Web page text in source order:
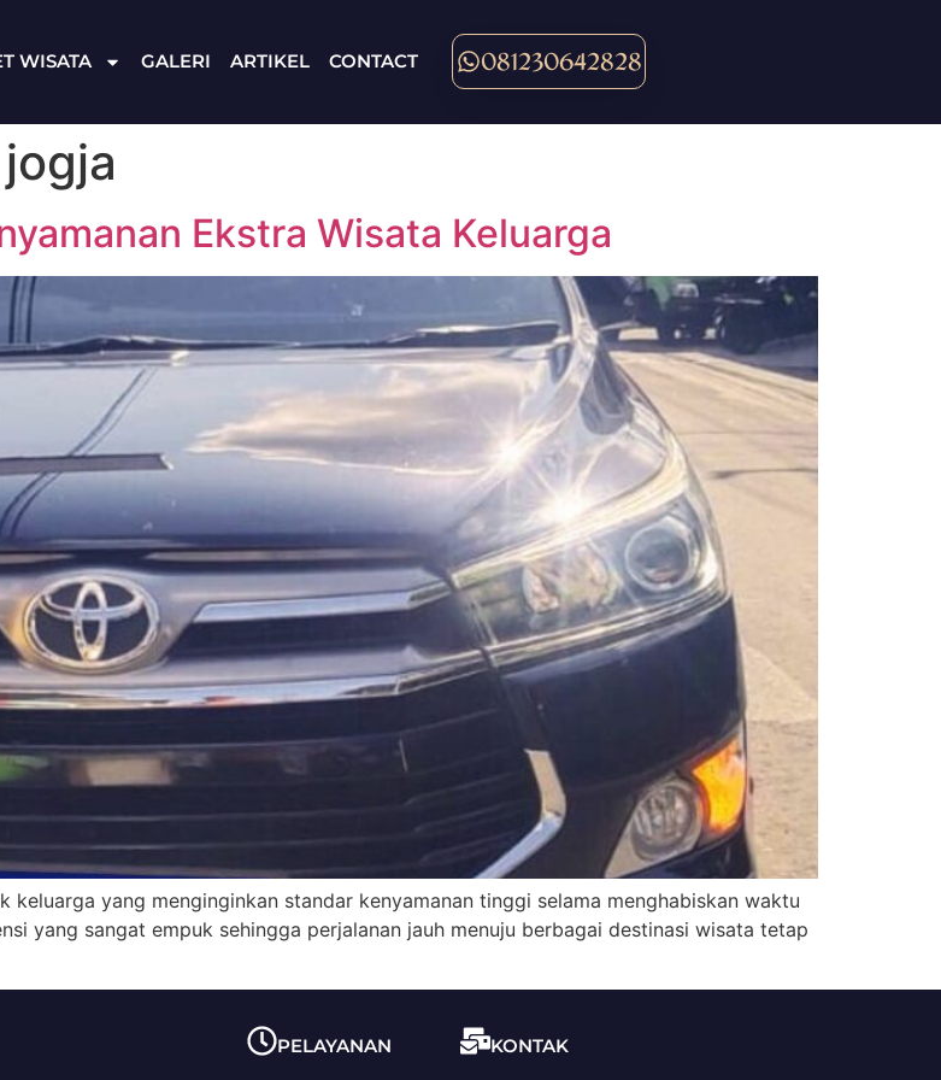
WISATA GALERI ARTIKEL CONTACT 081230642828
Ekstra Wisata Keluarga
yang menginginkan standar kenyamanan tinggi selama menghabiskan waktu
yang sangat empuk sehingga perjalanan jauh menuju berbagai destinasi wisata tetap
PELAYANAN KONTAK